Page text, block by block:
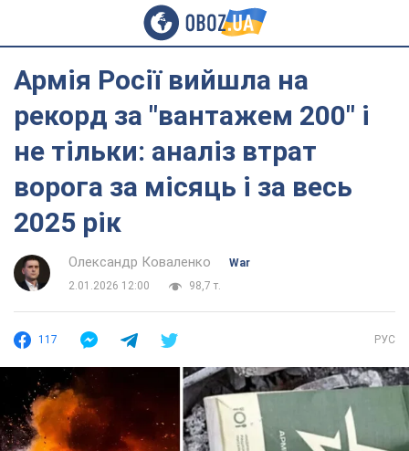
Армія Росії вийшла на
рекорд за "вантажем 200" і
не тільки: аналіз втрат
ворога за місяць і за весь
2025 рік
Олександр Коваленко
War
2.01.2026 12:00
98,7 т.
117 РУС